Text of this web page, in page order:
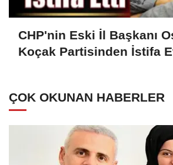
CHP'nin Eski İl Başkanı
Koçak Partisinden İstifa
ÇOK OKUNAN HABERLER